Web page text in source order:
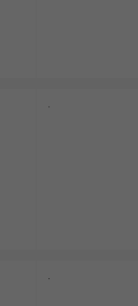
-
-